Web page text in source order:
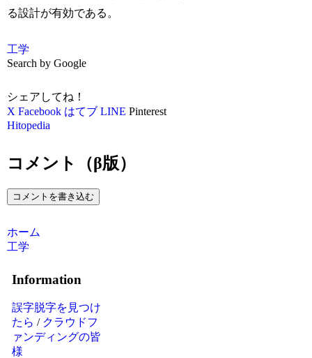
る設計が有効である。
工学
Search by Google
シェアしてね！
X Facebook はてブ LINE Pinterest
Hitopedia
コメント（β版）
コメントを書き込む
ホーム
工学
Information
誤字脱字を見つけ
たら / クラウドフ
ァンディングの皆
様